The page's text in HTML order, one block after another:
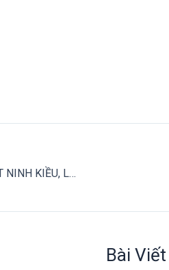
|TÌM KIẾM MẶT BẰNG THÀNH CÔNG|VĂN PHÒNG LUẬT NINH KIỀU, LUẬT SƯ NGUYỄN THANH HẢI TẠI 51 VÕ VĂN KIỆT – CẦN THƠ
Bài